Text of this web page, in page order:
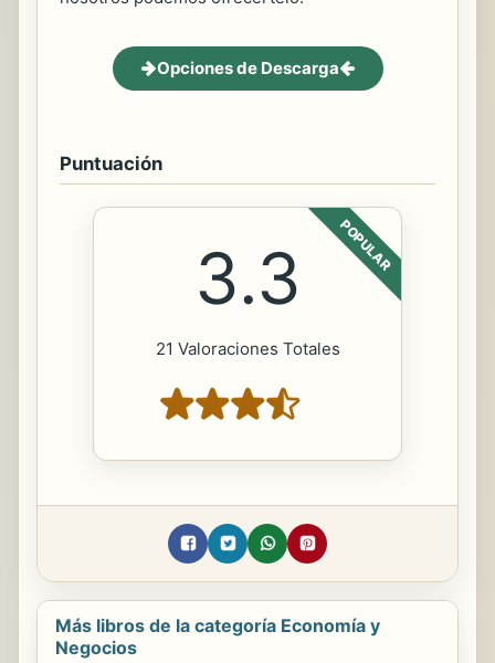
Opciones de Descarga
Puntuación
POPULAR
3.3
21 Valoraciones Totales
Más libros de la categoría Economía y
Negocios